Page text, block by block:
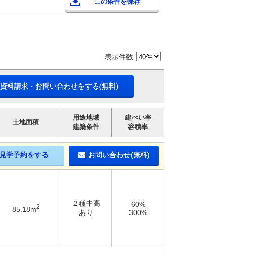
表示件数
資料請求・お問い合わせをする(無料)
土地面積
用途地域
建築条件
建ぺい率
容積率
見学予約をする お問い合わせ(無料)
85.18m2
２種中高
あり
60%
300%